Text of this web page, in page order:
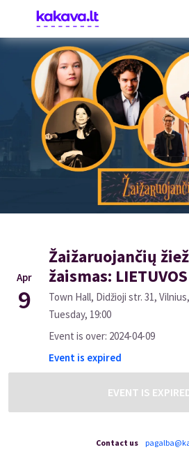
Apr
9
Žaižaruojančių
žaismas:
Town Hall, Didžioji str. 31,
Tuesday, 19:00
Event is over: 2024-04-09
Event is expired
EVENT IS
Contact us